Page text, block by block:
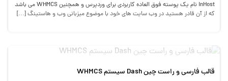
inHost نام یک پوسته فوق العاده کاربردی برای وردپرس و همچنین WHMCS می باشد
که از آن قادر هستید در وب سایت های خود با موضوع میزبانی وب و هاستینگ […]
قالب فارسی و راست چین Dash سیستم WHMCS